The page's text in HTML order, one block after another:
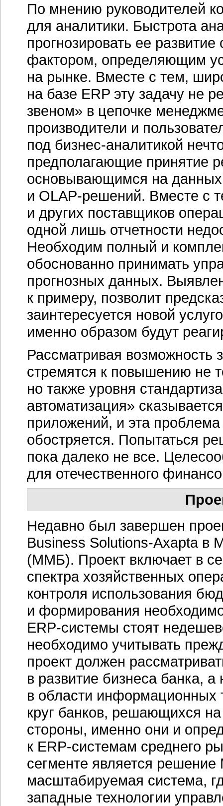
По мнению руководителей
для аналитики. Быстрота
прогнозировать ее
фактором, определяющим
на рынке. Вместе с тем,
на базе ERP эту задачу не
звеном» в цепочке
производители и
под бизнес-аналитикой
предполагающие принятие
основывающимся на
и OLAP-решений. Вместе с
и других поставщиков
одной лишь отчетности
Необходим полный и
обоснованно принимать
прогнозных данных.
к примеру, позволит
заинтересуется новой
именно образом будут
Рассматривая возможность
стремятся к повышению не
но также уровня
автоматизация»
приложений, и эта
обостряется. Попытаться
пока далеко не все.
для отечественного
Недавно был завершен
Business Solutions-Axaptaв
(ММБ). Проект включает в
спектра хозяйственных
контроля использования
и формирования
ERP-системы стоят
необходимо учитывать
проект должен
в развитие бизнеса банка,
в области информационных
круг банков, решающихся
стороны, именно они и
к ERP-системам среднего
сегменте является
масштабируемая система,
западные технологии